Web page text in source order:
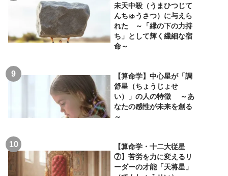
未天中殺（うまひつじて
んちゅうさつ）に与えら
れた ～「縁の下の力持
ち」として輝く繊細な宿
命～
【算命学】中心星が「調
舒星（ちょうじょせ
い）」の人の特徴 ～あ
なたの感性が未来を創る
～
【算命学・十二大従星
⑦】苦労を力に変えるリ
ーダーの才能「天将星」